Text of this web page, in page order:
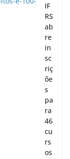
IF
RS
ab
re
in
sc
riç
õe
s
pa
ra
46
cu
rs
os